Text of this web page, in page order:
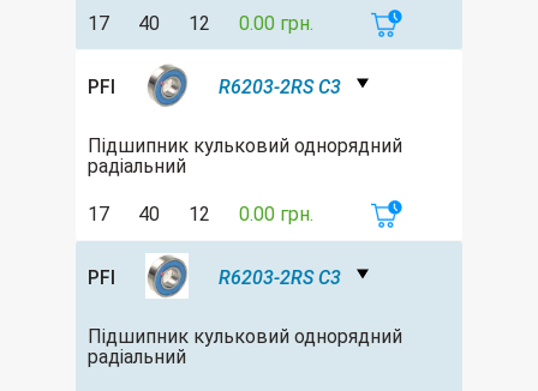
17 40 12 0.00 грн.
PFI R6203-2RS C3
Підшипник кульковий однорядний
радіальний
17 40 12 0.00 грн.
PFI R6203-2RS C3
Підшипник кульковий однорядний
радіальний